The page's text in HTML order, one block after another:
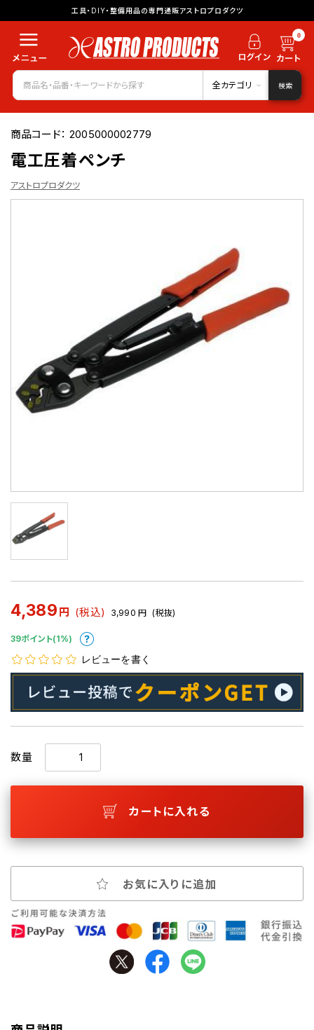
工具・DIY・整備用品の専門通販アストロプロダクツ
0
全カテゴリ 検索
商品コード：2005000002779
電工圧着ペンチ
アストロプロダクツ
4,389 円 (税込) 3,990 円 (税抜)
39ポイント(1%)
レビューを書く
数量
カートに入れる
お気に入りに追加